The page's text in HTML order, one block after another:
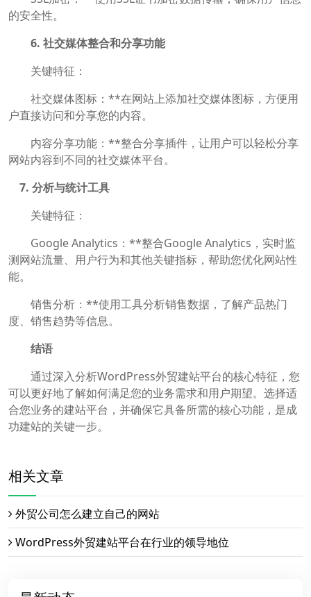
的安全性。
6. 社交媒体整合和分享功能
关键特征：
社交媒体图标：**在网站上添加社交媒体图标，方便用
户直接访问和分享您的内容。
内容分享功能：**整合分享插件，让用户可以轻松分享
网站内容到不同的社交媒体平台。
7. 分析与统计工具
关键特征：
Google Analytics：**整合Google Analytics，实时监
测网站流量、用户行为和其他关键指标，帮助您优化网站性
能。
销售分析：**使用工具分析销售数据，了解产品热门
度、销售趋势等信息。
结语
通过深入分析WordPress外贸建站平台的核心特征，您
可以更好地了解如何满足您的业务需求和用户期望。选择适
合您业务的建站平台，并确保它具备所需的核心功能，是成
功建站的关键一步。
相关文章
外贸公司怎么建立自己的网站
WordPress外贸建站平台在行业的领导地位